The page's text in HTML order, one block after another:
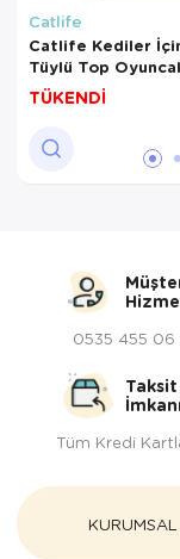
Catlife
Catlife Kediler
Tüylü Top
TÜKENDİ
0535 455 06
Taksit
İmkanı
Tüm Kredi
KURUMSAL